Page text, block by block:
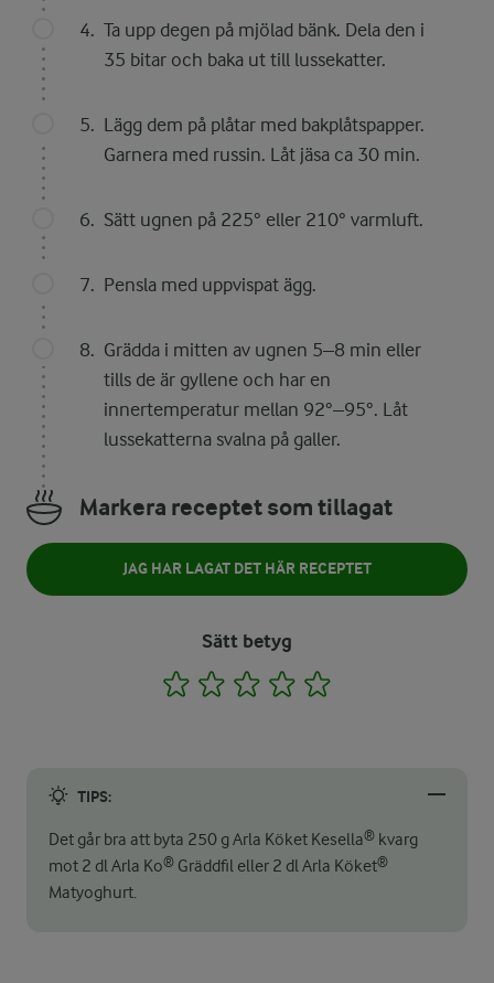
Ta upp degen på mjölad bänk. Dela den i
35 bitar och baka ut till lussekatter.
Lägg dem på plåtar med bakplåtspapper.
Garnera med russin. Låt jäsa ca 30 min.
Sätt ugnen på 225° eller 210° varmluft.
Pensla med uppvispat ägg.
Grädda i mitten av ugnen 5–8 min eller
tills de är gyllene och har en
innertemperatur mellan 92°–95°. Låt
lussekatterna svalna på galler.
Markera receptet som tillagat
JAG HAR LAGAT DET HÄR RECEPTET
Sätt betyg
1 2 3 4
TIPS:
Det går bra att byta 250 g Arla Köket Kesella® kvarg
mot 2 dl Arla Ko® Gräddfil eller 2 dl Arla Köket®
Matyoghurt.